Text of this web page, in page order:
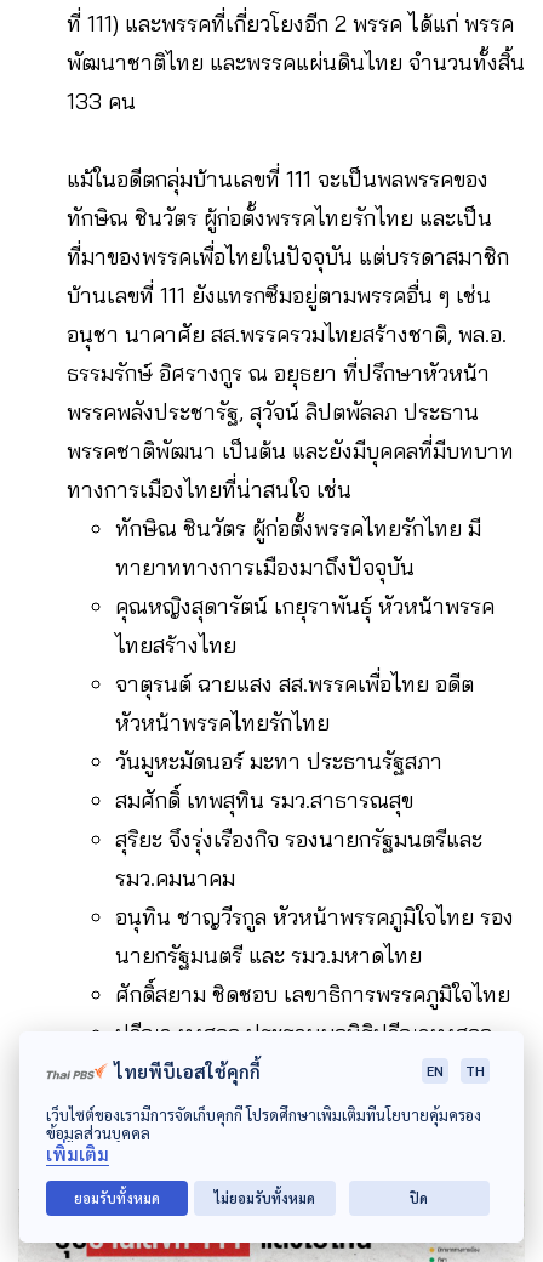
ที่ 111) และพรรคที่เกี่ยวโยงอีก 2 พรรค ได้แก่ พรรค
พัฒนาชาติไทย และพรรคแผ่นดินไทย จำนวนทั้งสิ้น
133 คน
แม้ในอดีตกลุ่มบ้านเลขที่ 111 จะเป็นพลพรรคของ
ทักษิณ ชินวัตร ผู้ก่อตั้งพรรคไทยรักไทย และเป็น
ที่มาของพรรคเพื่อไทยในปัจจุบัน แต่บรรดาสมาชิก
บ้านเลขที่ 111 ยังแทรกซึมอยู่ตามพรรคอื่น ๆ เช่น
อนุชา นาคาศัย สส.พรรครวมไทยสร้างชาติ, พล.อ.
ธรรมรักษ์ อิศรางกูร ณ อยุธยา ที่ปรึกษาหัวหน้า
พรรคพลังประชารัฐ, สุวัจน์ ลิปตพัลลภ ประธาน
พรรคชาติพัฒนา เป็นต้น และยังมีบุคคลที่มีบทบาท
ทางการเมืองไทยที่น่าสนใจ เช่น
ทักษิณ ชินวัตร ผู้ก่อตั้งพรรคไทยรักไทย มี
ทายาททางการเมืองมาถึงปัจจุบัน
คุณหญิงสุดารัตน์ เกยุราพันธุ์ หัวหน้าพรรค
ไทยสร้างไทย
จาตุรนต์ ฉายแสง สส.พรรคเพื่อไทย อดีต
หัวหน้าพรรคไทยรักไทย
วันมูหะมัดนอร์ มะทา ประธานรัฐสภา
สมศักดิ์ เทพสุทิน รมว.สาธารณสุข
สุริยะ จึงรุ่งเรืองกิจ รองนายกรัฐมนตรีและ
รมว.คมนาคม
อนุทิน ชาญวีรกูล หัวหน้าพรรคภูมิใจไทย รอง
นายกรัฐมนตรี และ รมว.มหาดไทย
ศักดิ์สยาม ชิดชอบ เลขาธิการพรรคภูมิใจไทย
ปวีณา หงสกุล ประธานมูลนิธิปวีณาหงสกุล
เพื่อเด็กและสตรี
ไทยพีบีเอสใช้คุกกี้ EN TH
เว็บไซต์ของเรามีการจัดเก็บคุกกี้ โปรดศึกษาเพิ่มเติมที่นโยบายคุ้มครอง
ข้อมูลส่วนบุคคล
เพิ่มเติม
ยอมรับทั้งหมด ไม่ยอมรับทั้งหมด ปิด